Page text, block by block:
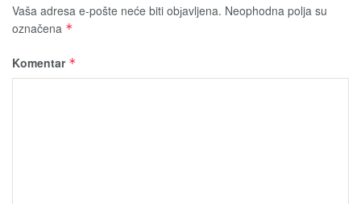
Vaša adresa e-pošte neće biti obјavljena. Neophodna polja su
označena *
Komentar *